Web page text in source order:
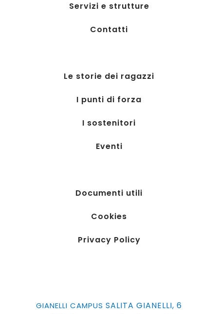
Servizi e strutture
Contatti
Le storie dei ragazzi
I punti di forza
I sostenitori
Eventi
Documenti utili
Cookies
Privacy Policy
GIANELLI CAMPUS SALITA GIANELLI, 6